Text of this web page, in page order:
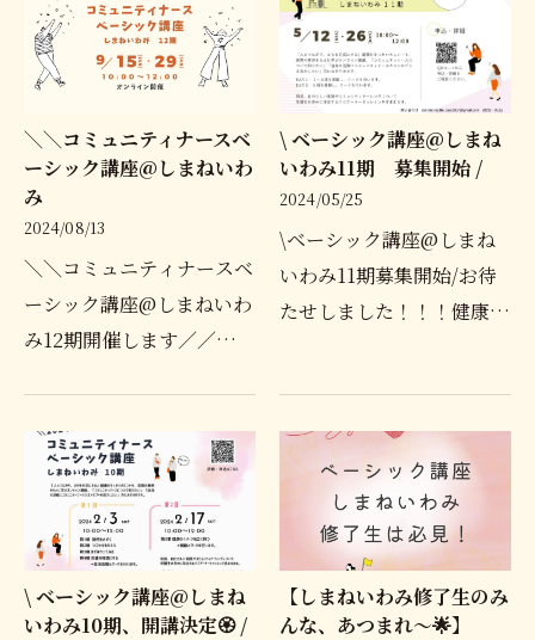
＼＼コミュニティナースベ
ーシック講座@しまねいわ
み
2024/08/13
＼＼コミュニティナースベ
ーシック講座@しまねいわ
み12期開催します／／受講
ィナースとは】『人とつな
がり、まちを元気にする』
コミュニティナースは、…
\ ベーシック講座@しまね
いわみ11期 募集開始 /
2024/05/25
\ベーシック講座@しまね
いわみ11期募集開始/お待
たせしました！！！健康お
に開催します〜！気になっ
てた！！ピンときた✨とい
\ ベーシック講座@しまね
いわみ10期、開講決定🏵 /
【しまねいわみ修了生のみ
んな、あつまれ〜🌟】